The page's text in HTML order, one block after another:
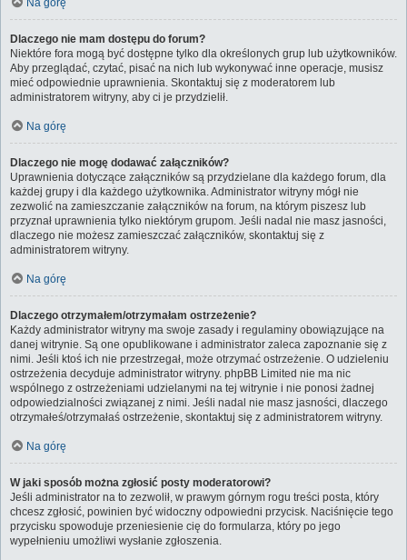
Na górę
Dlaczego nie mam dostępu do forum?
Niektóre fora mogą być dostępne tylko dla określonych grup lub użytkowników.
Aby przeglądać, czytać, pisać na nich lub wykonywać inne operacje, musisz
mieć odpowiednie uprawnienia. Skontaktuj się z moderatorem lub
administratorem witryny, aby ci je przydzielił.
Na górę
Dlaczego nie mogę dodawać załączników?
Uprawnienia dotyczące załączników są przydzielane dla każdego forum, dla
każdej grupy i dla każdego użytkownika. Administrator witryny mógł nie
zezwolić na zamieszczanie załączników na forum, na którym piszesz lub
przyznał uprawnienia tylko niektórym grupom. Jeśli nadal nie masz jasności,
dlaczego nie możesz zamieszczać załączników, skontaktuj się z
administratorem witryny.
Na górę
Dlaczego otrzymałem/otrzymałam ostrzeżenie?
Każdy administrator witryny ma swoje zasady i regulaminy obowiązujące na
danej witrynie. Są one opublikowane i administrator zaleca zapoznanie się z
nimi. Jeśli ktoś ich nie przestrzegał, może otrzymać ostrzeżenie. O udzieleniu
ostrzeżenia decyduje administrator witryny. phpBB Limited nie ma nic
wspólnego z ostrzeżeniami udzielanymi na tej witrynie i nie ponosi żadnej
odpowiedzialności związanej z nimi. Jeśli nadal nie masz jasności, dlaczego
otrzymałeś/otrzymałaś ostrzeżenie, skontaktuj się z administratorem witryny.
Na górę
W jaki sposób można zgłosić posty moderatorowi?
Jeśli administrator na to zezwolił, w prawym górnym rogu treści posta, który
chcesz zgłosić, powinien być widoczny odpowiedni przycisk. Naciśnięcie tego
przycisku spowoduje przeniesienie cię do formularza, który po jego
wypełnieniu umożliwi wysłanie zgłoszenia.